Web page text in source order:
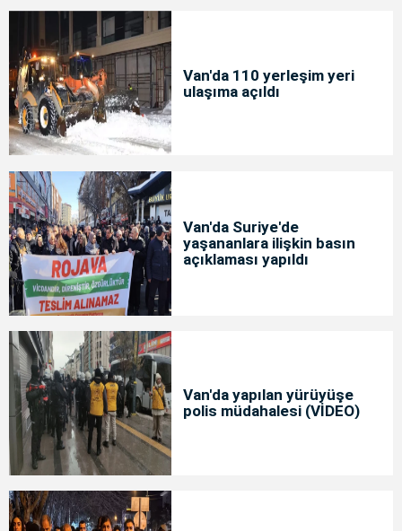
Van'da 110 yerleşim yeri
ulaşıma açıldı
Van'da Suriye'de
yaşananlara ilişkin basın
açıklaması yapıldı
Van'da yapılan yürüyüşe
polis müdahalesi (VİDEO)